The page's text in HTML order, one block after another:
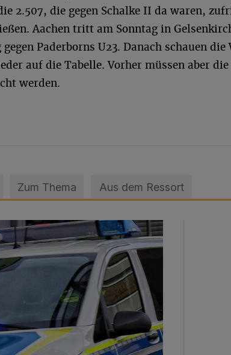
2.507, die gegen Schalke II da waren,
Aachen tritt am Sonntag in
Paderborns U23. Danach schauen die
auf die Tabelle. Vorher müssen aber die
werden.
Zum Thema Aus dem Ressort